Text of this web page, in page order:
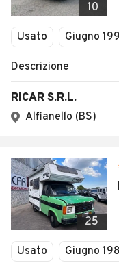
10
Usato Giugno
Descrizione
RICAR S.R.L.
Alfianello (BS)
25
Usato Giugno